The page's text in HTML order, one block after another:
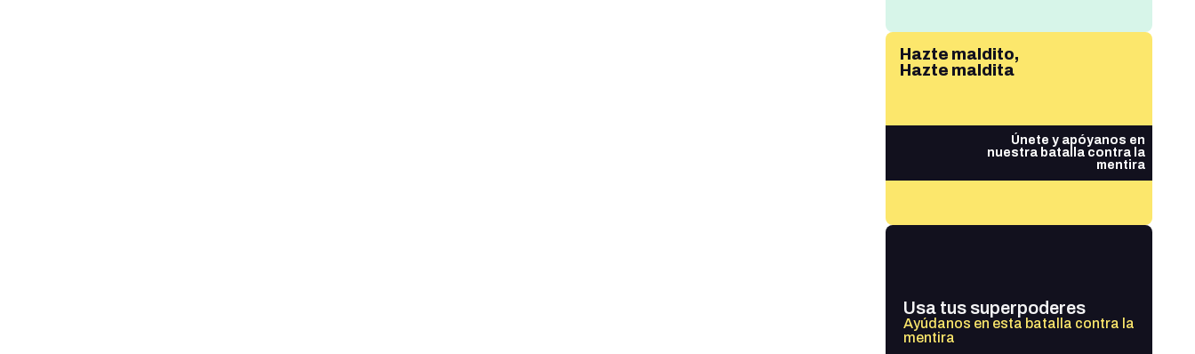
Hazte maldito,
Hazte maldita
Únete y apóyanos en
nuestra batalla contra la
mentira
Usa tus superpoderes
Ayúdanos en esta batalla contra la
mentira